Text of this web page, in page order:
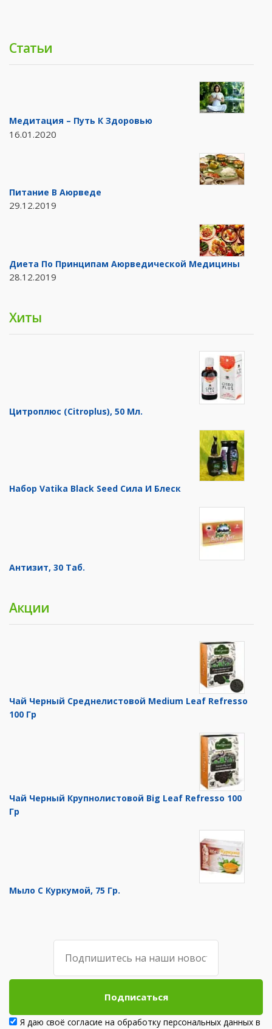
Статьи
Медитация – Путь К Здоровью
16.01.2020
Питание В Аюрведе
29.12.2019
Диета По Принципам Аюрведической Медицины
28.12.2019
Хиты
Цитроплюс (Citroplus), 50 Мл.
Набор Vatika Black Seed Сила И Блеск
Антизит, 30 Таб.
Акции
Чай Черный Среднелистовой Medium Leaf Refresso
100 Гр
Чай Черный Крупнолистовой Big Leaf Refresso 100
Гр
Мыло С Куркумой, 75 Гр.
Подписаться
Я даю своё согласие на обработку персональных данных в